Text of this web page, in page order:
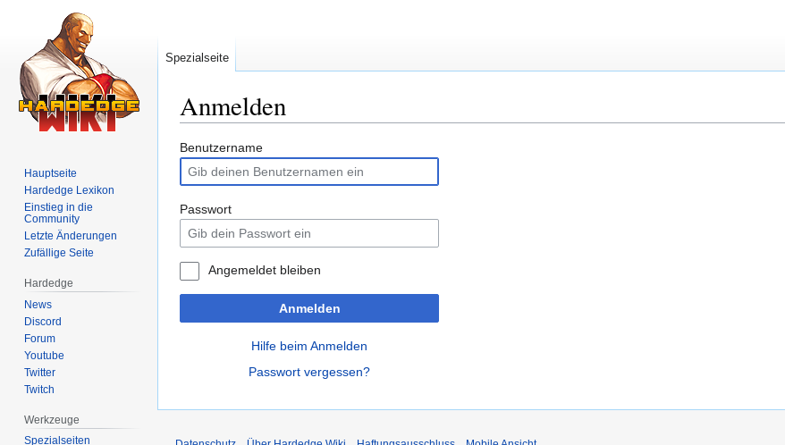
Anmelden
Zur
Navigation
springen
Zur
Suche
springen
Benutzername
Passwort
Angemeldet bleiben
Anmelden
Hilfe beim Anmelden
Passwort vergessen?
Spezialseite
Hauptseite
Hardedge Lexikon
Einstieg in die
Community
Letzte Änderungen
Zufällige Seite
Hardedge
News
Discord
Forum
Youtube
Twitter
Twitch
Werkzeuge
Spezialseiten